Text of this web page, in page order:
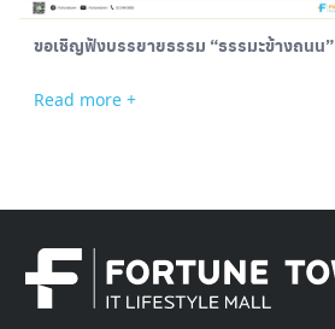
ขอเชิญฟังบรรยายธรรม “ธรรมะข้างถนน”
Read more +